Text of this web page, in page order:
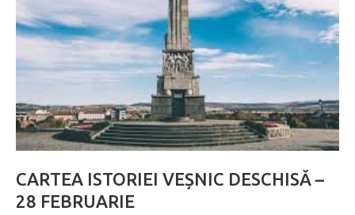
CARTEA ISTORIEI VEȘNIC DESCHISĂ –
28 FEBRUARIE